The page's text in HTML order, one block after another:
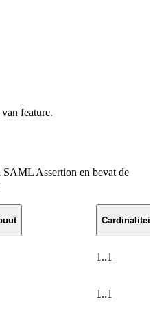
feature.
Assertion en bevat de
Cardinaliteit
1..1
1..1